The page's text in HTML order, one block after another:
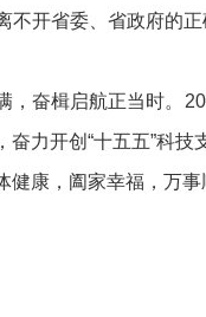
省委、省政府的正
楫启航正当时。
力开创“十五五”科
康，阖家幸福，万事